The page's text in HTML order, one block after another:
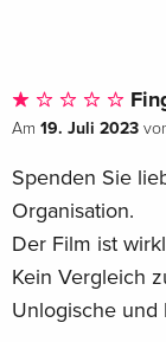
Am 19. Juli 2023
Spenden Sie
Organisation.
Der Film ist
Kein Vergleich
Unlogische und